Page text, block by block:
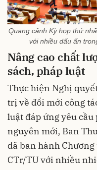
Quang cảnh Kỳ họp thứ
với nhiều dấu ấn
Nâng cao chất
sách, pháp luật
Thực hiện Nghị
trị về đổi mới công
luật đáp ứng yêu
nguyên mới, Ban
đã ban hành
CTr/TU với nhiều